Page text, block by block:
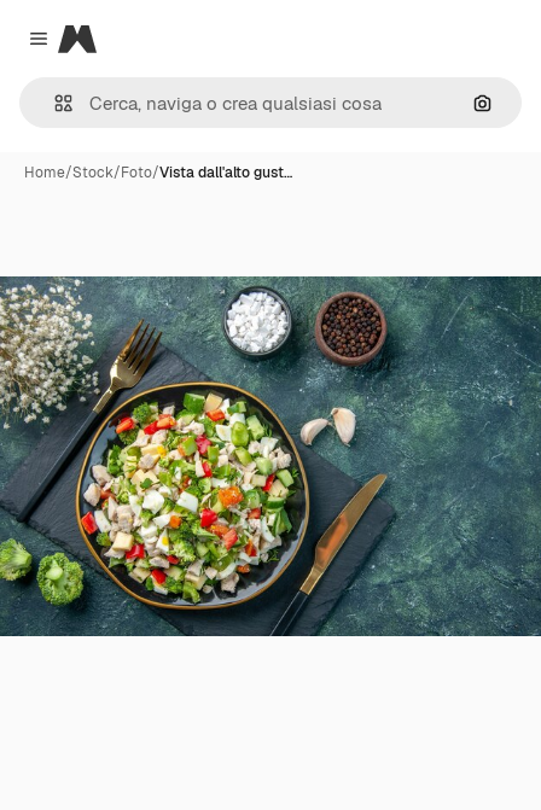
Close menu
Magnific
Cerca
Home/Stock/Foto/Vista dall'alto gust…